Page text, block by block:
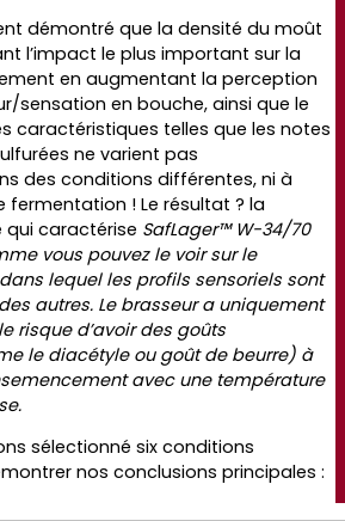
démontré que la densité du moût
l’impact le plus important sur la
en augmentant la perception
sensation en bouche, ainsi que le
caractéristiques telles que les notes
ne varient pas
des conditions différentes, ni à
! Le résultat ? la
qui caractérise SafLager™ W-34/70
vous pouvez le voir sur le
lequel les profils sensoriels sont
autres. Le brasseur a uniquement
risque d’avoir des goûts
le diacétyle ou goût de beurre) à
avec une température
sélectionné six conditions
nos conclusions principales :